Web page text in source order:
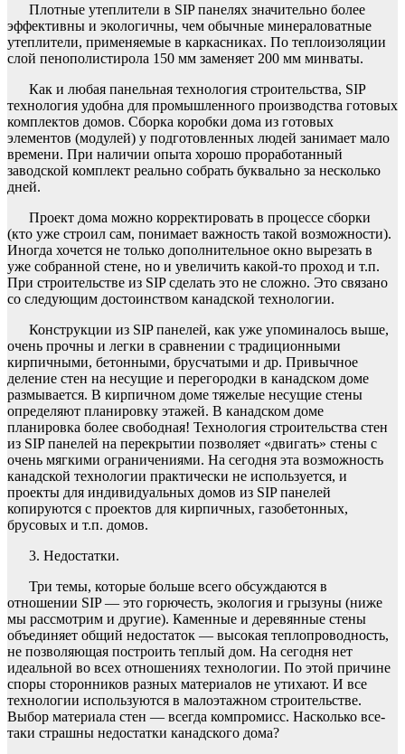
Плотные утеплители в SIP панелях значительно более
эффективны и экологичны, чем обычные минераловатные
утеплители, применяемые в каркасниках. По теплоизоляции
слой пенополистирола 150 мм заменяет 200 мм минваты.
Как и любая панельная технология строительства, SIP
технология удобна для промышленного производства готовых
комплектов домов. Сборка коробки дома из готовых
элементов (модулей) у подготовленных людей занимает мало
времени. При наличии опыта хорошо проработанный
заводской комплект реально собрать буквально за несколько
дней.
Проект дома можно корректировать в процессе сборки
(кто уже строил сам, понимает важность такой возможности).
Иногда хочется не только дополнительное окно вырезать в
уже собранной стене, но и увеличить какой-то проход и т.п.
При строительстве из SIP сделать это не сложно. Это связано
со следующим достоинством канадской технологии.
Конструкции из SIP панелей, как уже упоминалось выше,
очень прочны и легки в сравнении с традиционными
кирпичными, бетонными, брусчатыми и др. Привычное
деление стен на несущие и перегородки в канадском доме
размывается. В кирпичном доме тяжелые несущие стены
определяют планировку этажей. В канадском доме
планировка более свободная! Технология строительства стен
из SIP панелей на перекрытии позволяет «двигать» стены с
очень мягкими ограничениями. На сегодня эта возможность
канадской технологии практически не используется, и
проекты для индивидуальных домов из SIP панелей
копируются с проектов для кирпичных, газобетонных,
брусовых и т.п. домов.
3. Недостатки.
Три темы, которые больше всего обсуждаются в
отношении SIP — это горючесть, экология и грызуны (ниже
мы рассмотрим и другие). Каменные и деревянные стены
объединяет общий недостаток — высокая теплопроводность,
не позволяющая построить теплый дом. На сегодня нет
идеальной во всех отношениях технологии. По этой причине
споры сторонников разных материалов не утихают. И все
технологии используются в малоэтажном строительстве.
Выбор материала стен — всегда компромисс. Насколько все-
таки страшны недостатки канадского дома?